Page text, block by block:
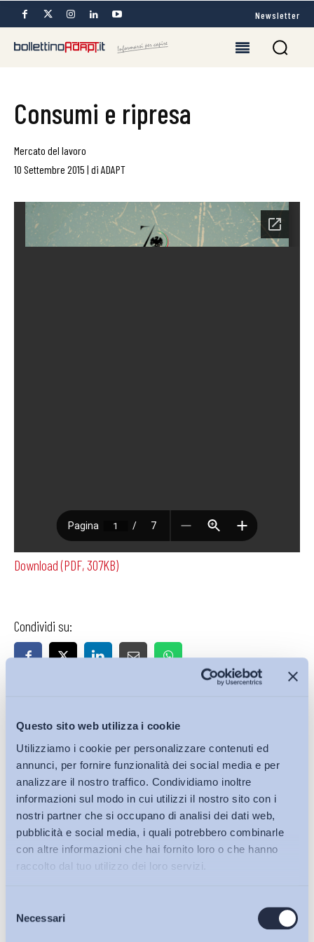
Questo sito web utilizza i cookie
Utilizziamo i cookie per personalizzare contenuti ed
annunci, per fornire funzionalità dei social media e per
analizzare il nostro traffico. Condividiamo inoltre
informazioni sul modo in cui utilizzi il nostro sito con i
nostri partner che si occupano di analisi dei dati web,
pubblicità e social media, i quali potrebbero combinarle
con altre informazioni che hai fornito loro o che hanno
raccolto dal tuo utilizzo dei loro servizi.
delNecessariBollettini ADAPT
Newsletter
Consumi e ripresa
Mercato del lavoro
10 Settembre 2015 | di ADAPT
Download (PDF, 307KB)
Condividi su:
Iscriviti alla Newsletter